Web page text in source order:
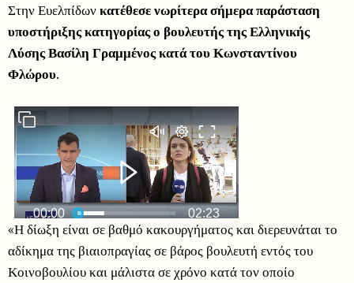
Στην Ευελπίδωνκατέθεσε νωρίτερα σήμερα παράσταση
υποστήριξης κατηγορίας ο βουλευτής της Ελληνικής
Λύσης Βασίλη Γραμμένος κατά του Κωνσταντίνου
Φλώρου.
«Η δίωξη είναι σε βαθμό κακουργήματος και διερευνάται το
αδίκημα της βιαιοπραγίας σε βάρος βουλευτή εντός του
Κοινοβουλίου και μάλιστα σε χρόνο κατά τον οποίο